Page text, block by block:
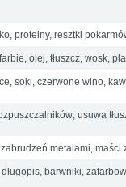
proteiny, resztki
olej, tłuszcz, wosk,
soki, czerwone wino,
usuwa
metalami,
barwniki,